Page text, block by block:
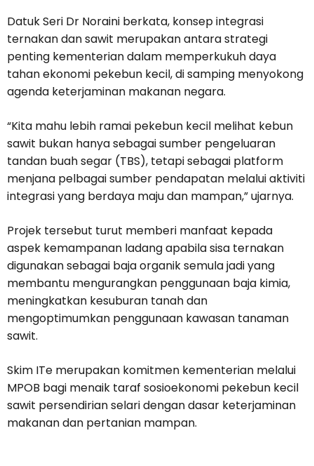
Datuk Seri Dr Noraini berkata, konsep integrasi
ternakan dan sawit merupakan antara strategi
penting kementerian dalam memperkukuh daya
tahan ekonomi pekebun kecil, di samping menyokong
agenda keterjaminan makanan negara.
“Kita mahu lebih ramai pekebun kecil melihat kebun
sawit bukan hanya sebagai sumber pengeluaran
tandan buah segar (TBS), tetapi sebagai platform
menjana pelbagai sumber pendapatan melalui aktiviti
integrasi yang berdaya maju dan mampan,” ujarnya.
Projek tersebut turut memberi manfaat kepada
aspek kemampanan ladang apabila sisa ternakan
digunakan sebagai baja organik semula jadi yang
membantu mengurangkan penggunaan baja kimia,
meningkatkan kesuburan tanah dan
mengoptimumkan penggunaan kawasan tanaman
sawit.
Skim ITe merupakan komitmen kementerian melalui
MPOB bagi menaik taraf sosioekonomi pekebun kecil
sawit persendirian selari dengan dasar keterjaminan
makanan dan pertanian mampan.